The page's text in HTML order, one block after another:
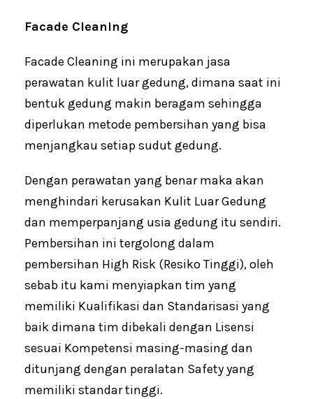
Facade Cleaning
Facade Cleaning ini merupakan jasa
perawatan kulit luar gedung, dimana saat ini
bentuk gedung makin beragam sehingga
diperlukan metode pembersihan yang bisa
menjangkau setiap sudut gedung.
Dengan perawatan yang benar maka akan
menghindari kerusakan Kulit Luar Gedung
dan memperpanjang usia gedung itu sendiri.
Pembersihan ini tergolong dalam
pembersihan High Risk (Resiko Tinggi), oleh
sebab itu kami menyiapkan tim yang
memiliki Kualifikasi dan Standarisasi yang
baik dimana tim dibekali dengan Lisensi
sesuai Kompetensi masing-masing dan
ditunjang dengan peralatan Safety yang
memiliki standar tinggi.